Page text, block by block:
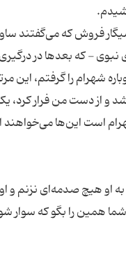
- که بعد‌ها در
را گرفتم، این
و از دست من فرار
او هیچ صدمه‌ای نزنم و
همین را بگو که سوار شو